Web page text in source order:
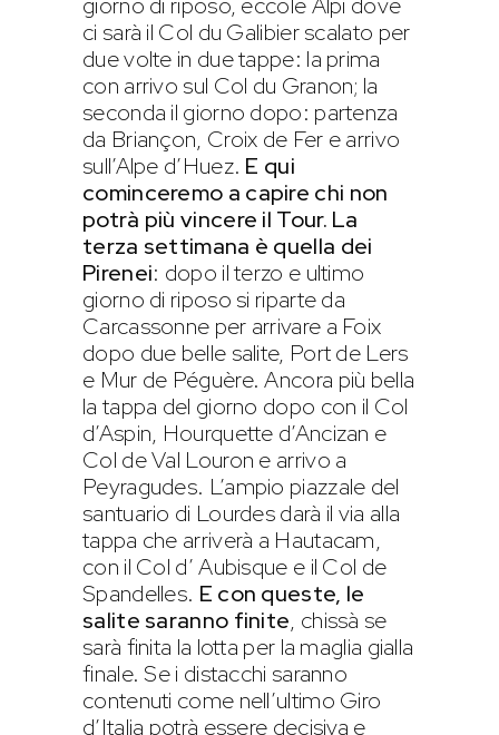
ci sarà il Col du Galibier scalato per
due volte in due tappe: la prima
con arrivo sul Col du Granon; la
seconda il giorno dopo: partenza
da Briançon, Croix de Fer e arrivo
sull’Alpe d’Huez. E qui
cominceremo a capire chi non
potrà più vincere il Tour. La
terza settimana è quella dei
Pirenei: dopo il terzo e ultimo
giorno di riposo si riparte da
Carcassonne per arrivare a Foix
dopo due belle salite, Port de Lers
e Mur de Péguère. Ancora più bella
la tappa del giorno dopo con il Col
d’Aspin, Hourquette d’Ancizan e
Col de Val Louron e arrivo a
Peyragudes. L’ampio piazzale del
santuario di Lourdes darà il via alla
tappa che arriverà a Hautacam,
con il Col d’ Aubisque e il Col de
Spandelles. E con queste, le
salite saranno finite, chissà se
sarà finita la lotta per la maglia gialla
finale. Se i distacchi saranno
contenuti come nell’ultimo Giro
d’Italia potrà essere decisiva e